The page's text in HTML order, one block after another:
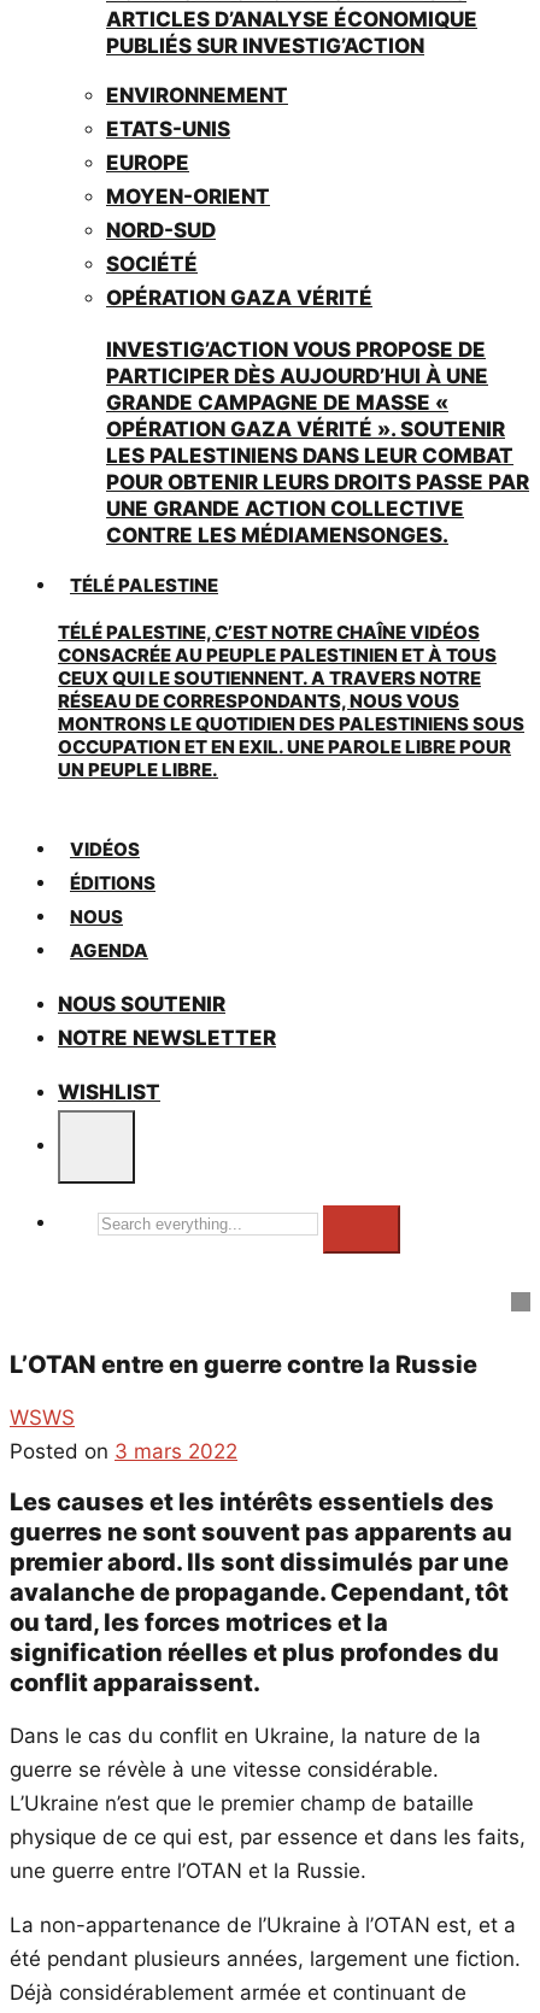
ARTICLES D’ANALYSE ÉCONOMIQUE
PUBLIÉS SUR INVESTIG’ACTION
ENVIRONNEMENT
ETATS-UNIS
EUROPE
MOYEN-ORIENT
NORD-SUD
SOCIÉTÉ
OPÉRATION GAZA VÉRITÉ
INVESTIG’ACTION VOUS PROPOSE DE
PARTICIPER DÈS AUJOURD’HUI À UNE
GRANDE CAMPAGNE DE MASSE «
OPÉRATION GAZA VÉRITÉ ». SOUTENIR
LES PALESTINIENS DANS LEUR COMBAT
POUR OBTENIR LEURS DROITS PASSE PAR
UNE GRANDE ACTION COLLECTIVE
CONTRE LES MÉDIAMENSONGES.
TÉLÉ PALESTINE
TÉLÉ PALESTINE, C’EST NOTRE CHAÎNE VIDÉOS
CONSACRÉE AU PEUPLE PALESTINIEN ET À TOUS
CEUX QUI LE SOUTIENNENT. A TRAVERS NOTRE
RÉSEAU DE CORRESPONDANTS, NOUS VOUS
MONTRONS LE QUOTIDIEN DES PALESTINIENS SOUS
OCCUPATION ET EN EXIL. UNE PAROLE LIBRE POUR
UN PEUPLE LIBRE.
VIDÉOS
ÉDITIONS
NOUS
AGENDA
NOUS SOUTENIR
NOTRE NEWSLETTER
WISHLIST
Search
L’OTAN entre en guerre contre la Russie
WSWS
Posted on 3 mars 2022
Les causes et les intérêts essentiels des
guerres ne sont souvent pas apparents au
premier abord. Ils sont dissimulés par une
avalanche de propagande. Cependant, tôt
ou tard, les forces motrices et la
signification réelles et plus profondes du
conflit apparaissent.
Dans le cas du conflit en Ukraine, la nature de la
guerre se révèle à une vitesse considérable.
L’Ukraine n’est que le premier champ de bataille
physique de ce qui est, par essence et dans les faits,
une guerre entre l’OTAN et la Russie.
La non-appartenance de l’Ukraine à l’OTAN est, et a
été pendant plusieurs années, largement une fiction.
Déjà considérablement armée et continuant de